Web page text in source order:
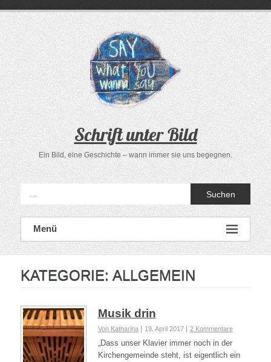
Schrift unter Bild
Ein Bild, eine Geschichte – wann immer sie uns begegnen.
Suchen
Menü
KATEGORIE: ALLGEMEIN
Musik drin
Von Katharina 19. April 2017 2 Kommentare
„Dass unser Klavier immer noch in der
Kirchengemeinde steht, ist eigentlich ein